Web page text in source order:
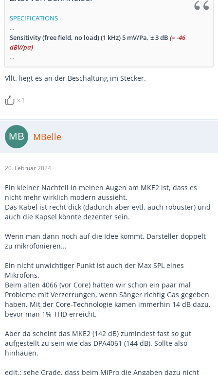
SPECIFICATIONS
...
Sensitivity (free field, no load) (1 kHz) 5 mV/Pa, ± 3 dB (= -46
dBV/pa)
...
Vllt. liegt es an der Beschaltung im Stecker.
1
MBelle
20. Februar 2024
Ein kleiner Nachteil in meinen Augen am MKE2 ist, dass es
nicht mehr wirklich modern aussieht.
Das Kabel ist recht dick (dadurch aber evtl. auch robuster) und
auch die Kapsel könnte dezenter sein.
Wenn man dann noch auf die Idee kommt, Darsteller doppelt
zu mikrofonieren...
Ein nicht unwichtiger Punkt ist auch der Max SPL eines
Mikrofons.
Beim alten 4066 (vor Core) hatten wir schon ein paar mal
Probleme mit Verzerrungen, wenn Sänger richtig Gas gegeben
haben. Mit der Core-Technologie kamen immerhin 14 dB dazu,
bevor man 1% THD erreicht.
Aber da scheint das MKE2 (142 dB) zumindest fast so gut
aufgestellt zu sein wie das DPA4061 (144 dB). Sollte also
hinhauen.
edit.: sehe Grade, dass beim MiPro die Angaben dazu nicht